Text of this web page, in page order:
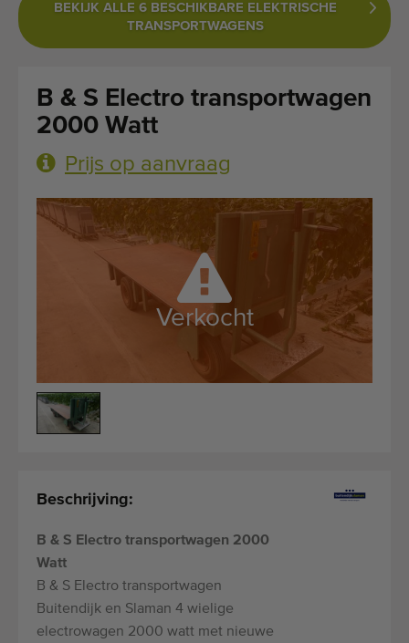
Veelgestelde vragen
Contact
Ervaren personeel
BEKIJK ALLE 6 BESCHIKBARE ELEKTRISCHE
TRANSPORTWAGENS
B & S Electro transportwagen
2000 Watt
Prijs op aanvraag
Verkocht
Beschrijving:
B & S Electro transportwagen 2000
Watt
B & S Electro transportwagen
Buitendijk en Slaman 4 wielige
electrowagen 2000 watt met nieuwe